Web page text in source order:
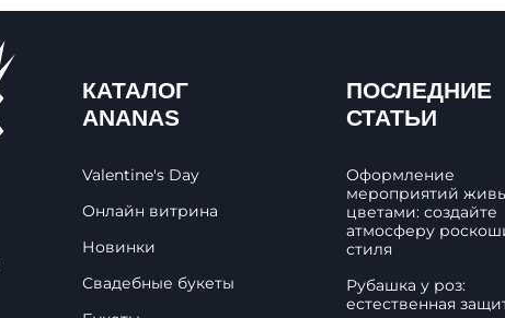
КАТАЛОГ
ANANAS
Valentine's Day
Онлайн витрина
Новинки
Свадебные букеты
ПОСЛЕДНИЕ
СТАТЬИ
Оформление
мероприятий
цветами: создайте
атмосферу
стиля
Рубашка у роз:
естественная